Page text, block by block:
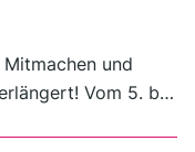
Mitmachen und
Vom 5. bis